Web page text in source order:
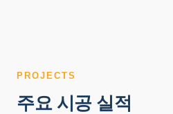
PROJECTS
주요 시공 실적